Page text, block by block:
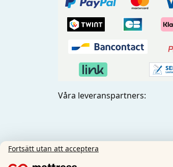
Våra leveranspartners:
Sociala medier:
Fortsätt utan att acceptera